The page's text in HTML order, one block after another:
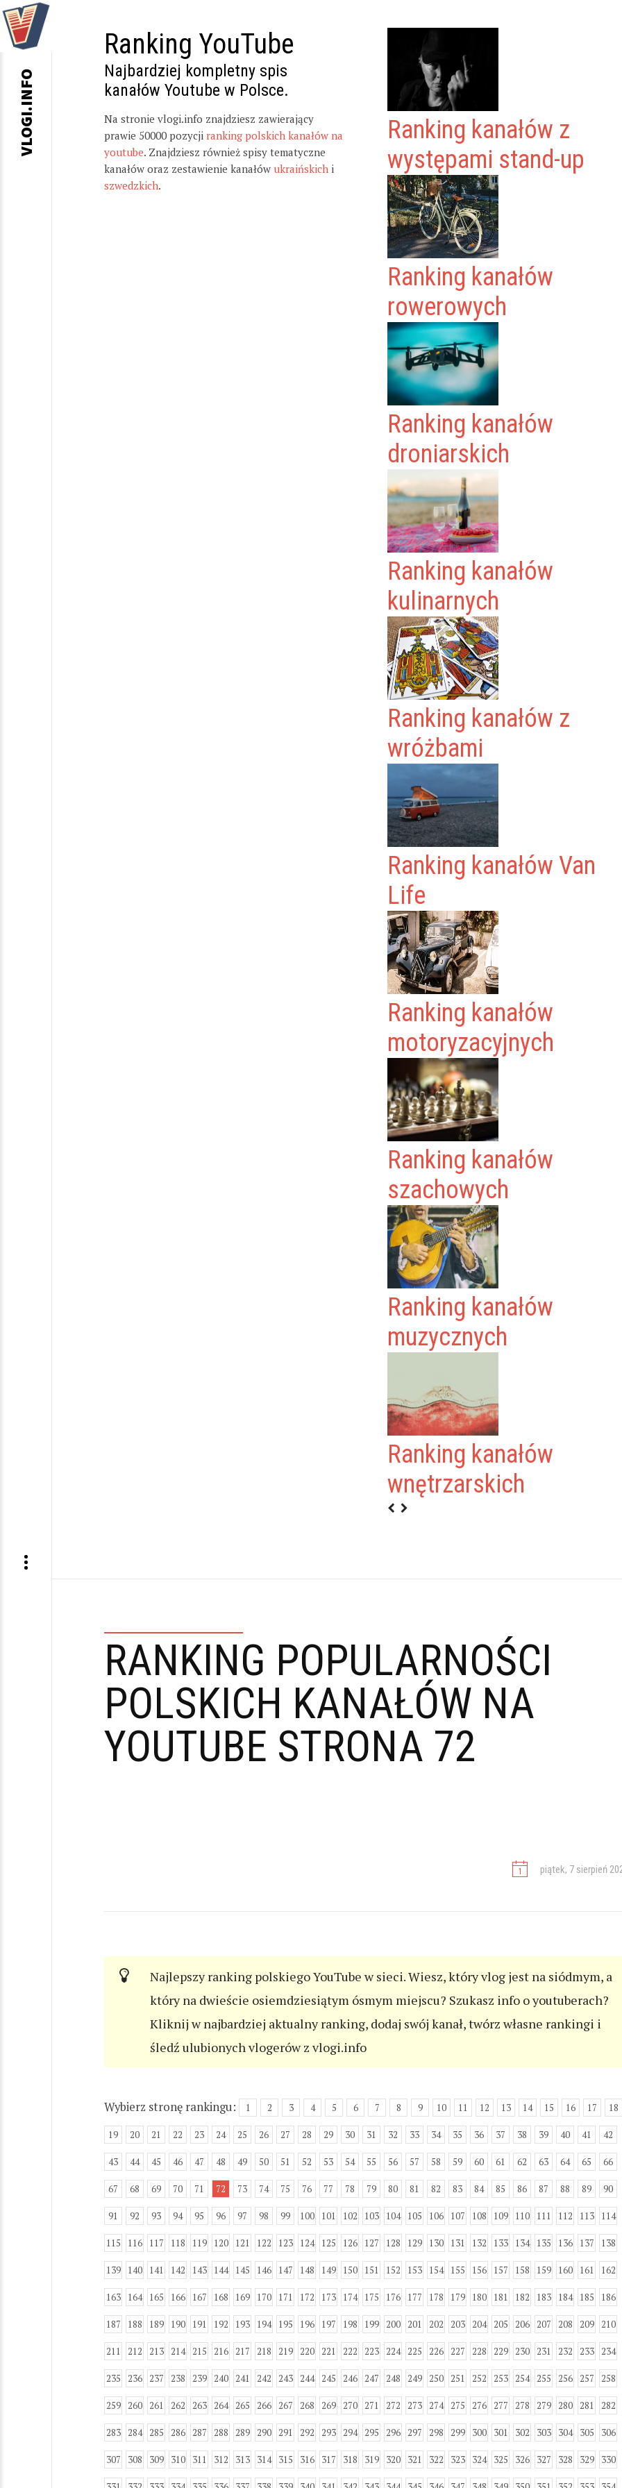
Ranking YouTube
Najbardziej kompletny spis
kanałów Youtube w Polsce.
Na stronie vlogi.info znajdziesz zawierający
prawie 50000 pozycji ranking polskich kanałów na
youtube. Znajdziesz również spisy tematyczne
kanałów oraz zestawienie kanałów ukraińskich i
szwedzkich.
Ranking kanałów z
występami stand-up
Ranking kanałów
rowerowych
Ranking kanałów
droniarskich
Ranking kanałów
kulinarnych
Ranking kanałów z
wróżbami
Ranking kanałów Van
Life
Ranking kanałów
motoryzacyjnych
Ranking kanałów
szachowych
Ranking kanałów
muzycznych
Ranking kanałów
wnętrzarskich
RANKING POPULARNOŚCI
POLSKICH KANAŁÓW NA
YOUTUBE STRONA 72
piątek, 7 sierpień
Najlepszy ranking polskiego YouTube w sieci. Wiesz, który vlog jest na siódmym, a
który na dwieście osiemdziesiątym ósmym miejscu? Szukasz info o youtuberach?
Kliknij w najbardziej aktualny ranking, dodaj swój kanał, twórz własne rankingi i
śledź ulubionych vlogerów z vlogi.info
Wybierz stronę rankingu: 1 2 3 4 5 6 7 8 9 10 11 12 13 14 15 16 17 18
19 20 21 22 23 24 25 26 27 28 29 30 31 32 33 34 35 36 37 38 39 40 41 42
43 44 45 46 47 48 49 50 51 52 53 54 55 56 57 58 59 60 61 62 63 64 65 66
67 68 69 70 71 72 73 74 75 76 77 78 79 80 81 82 83 84 85 86 87 88 89 90
91 92 93 94 95 96 97 98 99 100 101 102 103 104 105 106 107 108 109 110 111 112 113 114
115 116 117 118 119 120 121 122 123 124 125 126 127 128 129 130 131 132 133 134 135 136 137 138
139 140 141 142 143 144 145 146 147 148 149 150 151 152 153 154 155 156 157 158 159 160 161 162
163 164 165 166 167 168 169 170 171 172 173 174 175 176 177 178 179 180 181 182 183 184 185 186
187 188 189 190 191 192 193 194 195 196 197 198 199 200 201 202 203 204 205 206 207 208 209 210
211 212 213 214 215 216 217 218 219 220 221 222 223 224 225 226 227 228 229 230 231 232 233 234
235 236 237 238 239 240 241 242 243 244 245 246 247 248 249 250 251 252 253 254 255 256 257 258
259 260 261 262 263 264 265 266 267 268 269 270 271 272 273 274 275 276 277 278 279 280 281 282
283 284 285 286 287 288 289 290 291 292 293 294 295 296 297 298 299 300 301 302 303 304 305 306
307 308 309 310 311 312 313 314 315 316 317 318 319 320 321 322 323 324 325 326 327 328 329 330
VLOGI.INFO